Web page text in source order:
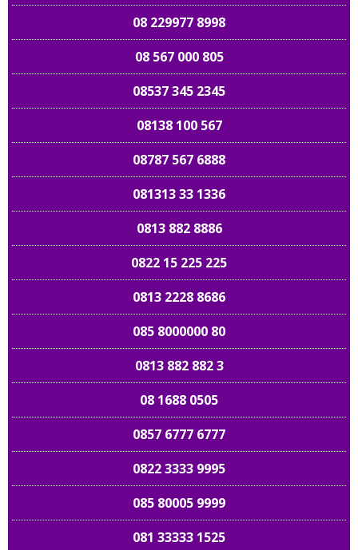
08 229977 8998
08 567 000 805
08537 345 2345
08138 100 567
08787 567 6888
081313 33 1336
0813 882 8886
0822 15 225 225
0813 2228 8686
085 8000000 80
0813 882 882 3
08 1688 0505
0857 6777 6777
0822 3333 9995
085 80005 9999
081 33333 1525